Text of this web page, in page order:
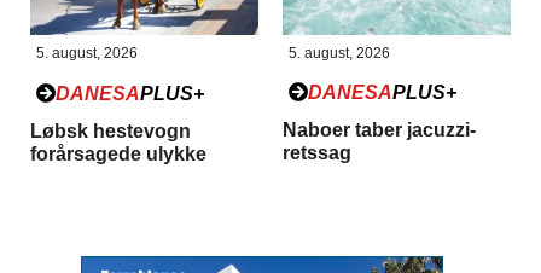
5. august, 2026
DANESAPLUS+
Løbsk hestevogn
forårsagede ulykke
5. august, 2026
DANESAPLUS+
Naboer taber jacuzzi-
retssag